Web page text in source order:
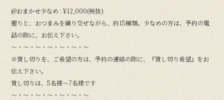
@おまかせ少なめ : ¥12,000(税抜)
握りと、おつまみを織り交ぜながら、約15種類。少なめの方は、予約の電
話の際に、お伝え下さい。
〜・〜・〜・〜・〜・〜・〜
※貸し切りを、ご希望の方は、予約の連絡の際に、『貸し切り希望』をお
伝え下さい。
貸し切りは、5名様〜7名様です
〜・〜・〜・〜・〜・〜・〜